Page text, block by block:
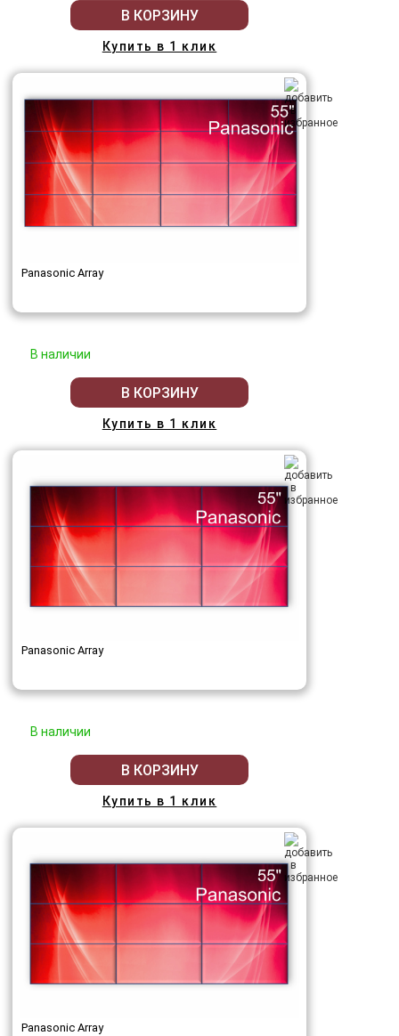
В КОРЗИНУ
Купить в 1 клик
Panasonic Array
В наличии
В КОРЗИНУ
Купить в 1 клик
Panasonic Array
В наличии
В КОРЗИНУ
Купить в 1 клик
Panasonic Array